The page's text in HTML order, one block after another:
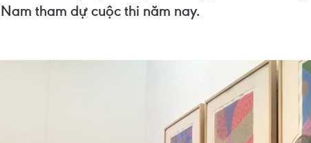
tham dự cuộc thi năm nay.